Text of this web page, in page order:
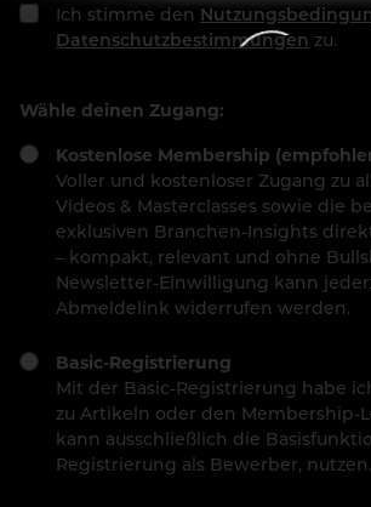
Ich stimme den
Datenschutzbestimmungen zu.
Wähle deinen Zugang:
Kostenlose Membership
Voller und kostenloser Zugang zu
Videos & Masterclasses sowie die
exklusiven Branchen-Insights
– kompakt, relevant und ohne
Newsletter-Einwilligung kann
Abmeldelink widerrufen werden.
Basic-Registrierung
Mit der Basic-Registrierung habe
zu Artikeln oder den Membership-
kann ausschließlich die
Registrierung als Bewerber, nutzen.